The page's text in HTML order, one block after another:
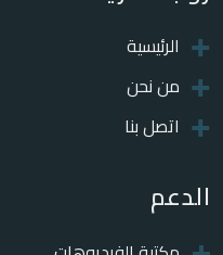
الرئيسية
من نحن
اتصل بنا
الدعم